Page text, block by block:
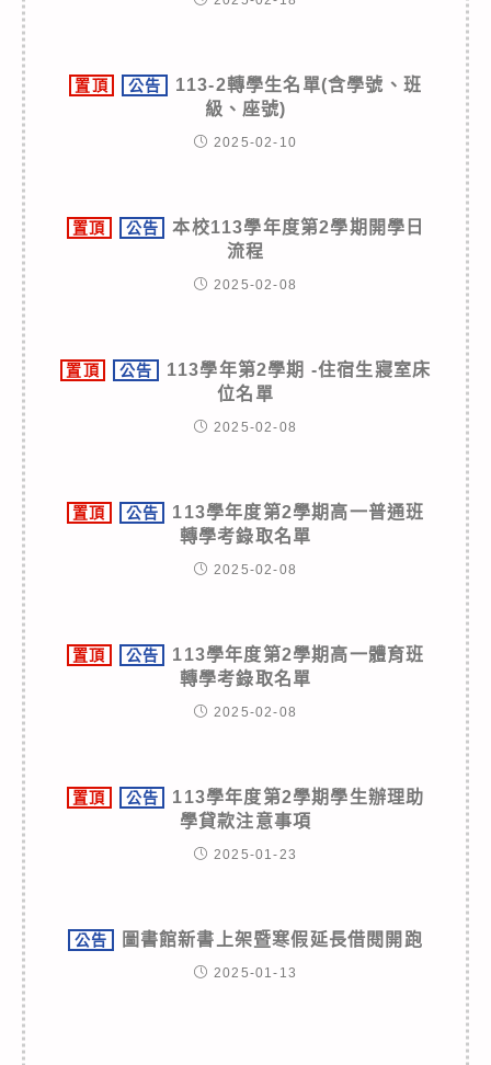
置頂 公告
113-2轉學生名單(含學號、班
級、座號)
2025-02-10
置頂 公告
本校113學年度第2學期開學日
流程
2025-02-08
置頂 公告
113學年第2學期 -住宿生寢室床
位名單
2025-02-08
置頂 公告
113學年度第2學期高一普通班
轉學考錄取名單
2025-02-08
置頂 公告
113學年度第2學期高一體育班
轉學考錄取名單
2025-02-08
置頂 公告
113學年度第2學期學生辦理助
學貸款注意事項
2025-01-23
公告 圖書館新書上架暨寒假延長借閱開跑
2025-01-13